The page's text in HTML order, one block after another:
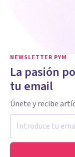
NEWSLETTER PYM
La pasión
tu email
Únete y recibe